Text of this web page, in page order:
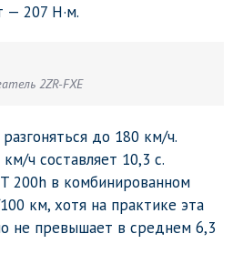
— 207 Н·м.
2ZR-FXE
до 180 км/ч.
ч составляет 10,3 с.
200h в комбинированном
км, хотя на практике эта
не превышает в среднем 6,3